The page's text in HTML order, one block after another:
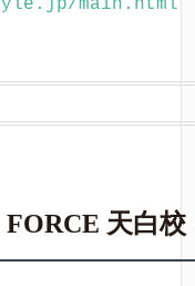
main.html
天白校